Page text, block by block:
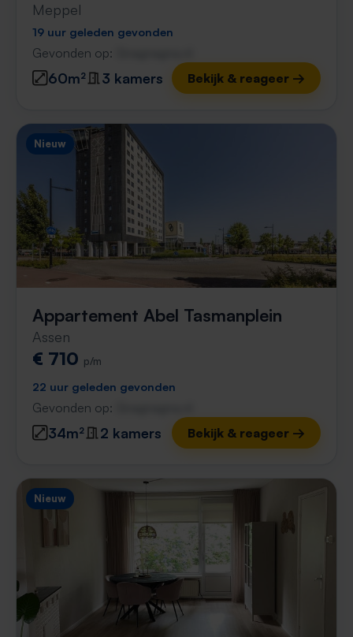
Meppel
19 uur geleden gevonden
Gevonden op:
60m² 3 kamers Bekijk & reageer →
Nieuw
Appartement Abel Tasmanplein
Assen
€ 710 p/m
22 uur geleden gevonden
Gevonden op:
34m² 2 kamers Bekijk & reageer →
Nieuw